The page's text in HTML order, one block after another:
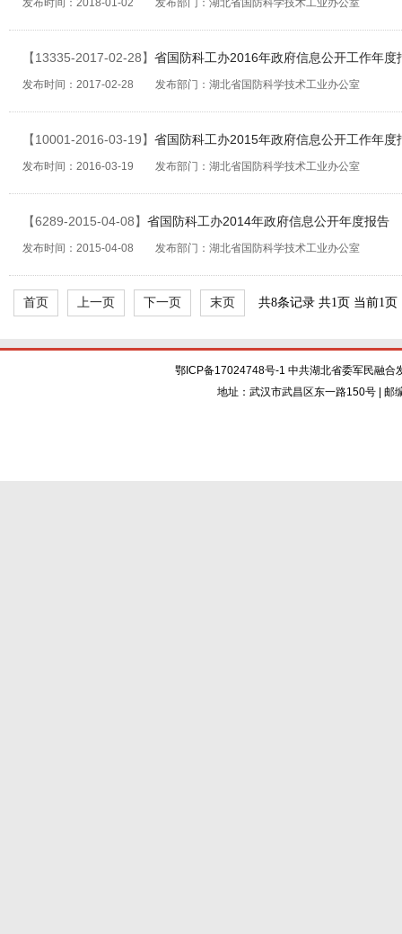
发布时间：2018-01-02 发布部门：湖北省国防科学技术工业办公室
【13335-2017-02-28】 省国防科工办2016年政府信息公开工作年度
发布时间：2017-02-28 发布部门：湖北省国防科学技术工业办公室
【10001-2016-03-19】 省国防科工办2015年政府信息公开工作年度
发布时间：2016-03-19 发布部门：湖北省国防科学技术工业办公室
【6289-2015-04-08】 省国防科工办2014年政府信息公开年度报告
发布时间：2015-04-08 发布部门：湖北省国防科学技术工业办公室
首页 上一页 下一页 末页 共8条记录 共1页 当前1
鄂ICP备17024748号-1 中共湖北省委军民融合
地址：武汉市武昌区东一路150号 |